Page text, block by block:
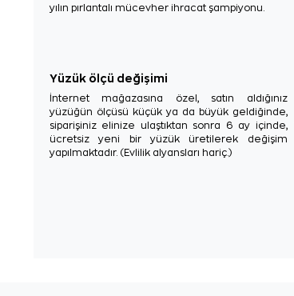
yılın pırlantalı mücevher ihracat şampiyonu.
Yüzük ölçü değişimi
İnternet mağazasına özel, satın aldığınız
yüzüğün ölçüsü küçük ya da büyük geldiğinde,
siparişiniz elinize ulaştıktan sonra 6 ay içinde,
ücretsiz yeni bir yüzük üretilerek değişim
yapılmaktadır. (Evlilik alyansları hariç.)